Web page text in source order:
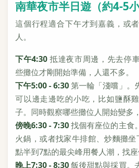
南華夜市半日遊（約4-5小
這個行程適合下午才到嘉義，或
人。
下午4:30 抵達夜市周邊，先去停
些攤位才剛開始準備，人還不多。
下午5:00 - 6:30第一輪「淺嚐」。
可以邊走邊吃的小吃，比如鹽酥
子。同時觀察哪些攤位人開始變多
傍晚6:30 - 7:30找個有座位的主食
火鍋，或者找家牛排館、炒麵攤
點半到7點的最尖峰用餐人潮，找座
晚上7:30 - 8:30飯後甜點與採買。